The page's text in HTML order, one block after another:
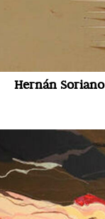
Hernán Soriano